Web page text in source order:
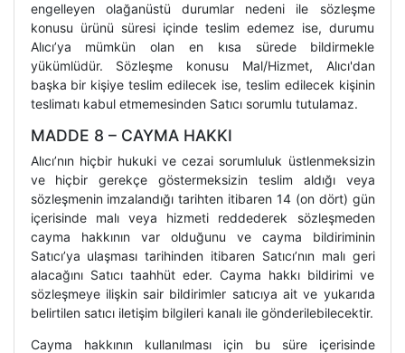
engelleyen olağanüstü durumlar nedeni ile sözleşme
konusu ürünü süresi içinde teslim edemez ise, durumu
Alıcı’ya mümkün olan en kısa sürede bildirmekle
yükümlüdür. Sözleşme konusu Mal/Hizmet, Alıcı'dan
başka bir kişiye teslim edilecek ise, teslim edilecek kişinin
teslimatı kabul etmemesinden Satıcı sorumlu tutulamaz.
MADDE 8 – CAYMA HAKKI
Alıcı’nın hiçbir hukuki ve cezai sorumluluk üstlenmeksizin
ve hiçbir gerekçe göstermeksizin teslim aldığı veya
sözleşmenin imzalandığı tarihten itibaren 14 (on dört) gün
içerisinde malı veya hizmeti reddederek sözleşmeden
cayma hakkının var olduğunu ve cayma bildiriminin
Satıcı’ya ulaşması tarihinden itibaren Satıcı’nın malı geri
alacağını Satıcı taahhüt eder. Cayma hakkı bildirimi ve
sözleşmeye ilişkin sair bildirimler satıcıya ait ve yukarıda
belirtilen satıcı iletişim bilgileri kanalı ile gönderilebilecektir.
Cayma hakkının kullanılması için bu süre içerisinde